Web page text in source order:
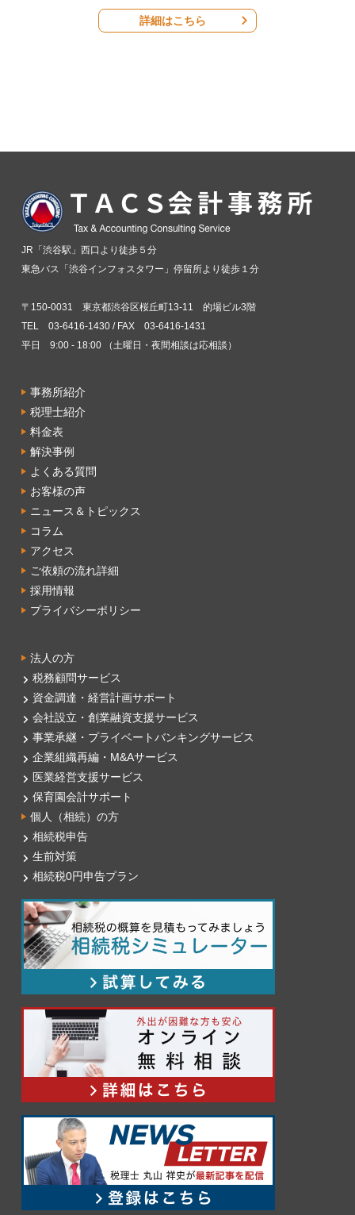
詳細はこちら
JR「渋谷駅」西口より徒歩５分
東急バス「渋谷インフォスタワー」停留所より徒歩１分
〒150-0031 東京都渋谷区桜丘町13-11 的場ビル3階
TEL 03-6416-1430 / FAX 03-6416-1431
平日 9:00 - 18:00 （土曜日・夜間相談は応相談）
事務所紹介
税理士紹介
料金表
解決事例
よくある質問
お客様の声
ニュース＆トピックス
コラム
アクセス
ご依頼の流れ詳細
採用情報
プライバシーポリシー
法人の方
税務顧問サービス
資金調達・経営計画サポート
会社設立・創業融資支援サービス
事業承継・プライベートバンキングサービス
企業組織再編・M&Aサービス
医業経営支援サービス
保育園会計サポート
個人（相続）の方
相続税申告
生前対策
相続税0円申告プラン